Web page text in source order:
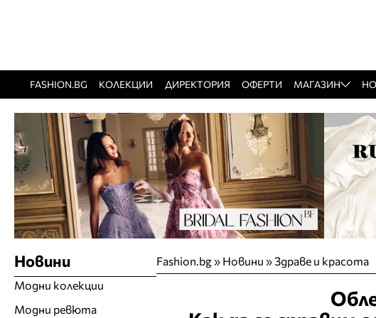
FASHION.BG КОЛЕКЦИИ ДИРЕКТОРИЯ ОФЕРТИ МАГАЗИН
Fashion.bg» Новини »Здраве и красота
Новини
Модни колекции
Модни ревюта